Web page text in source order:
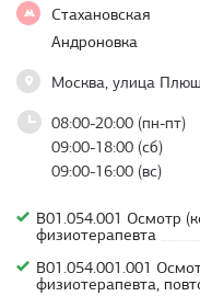
Стахановская
Андроновка
Москва, улица
08:00-20:00 (пн-пт)
09:00-18:00 (сб)
09:00-16:00 (вс)
В01.054.001 Осмотр
физиотерапевта
В01.054.001.001
физиотерапевта,